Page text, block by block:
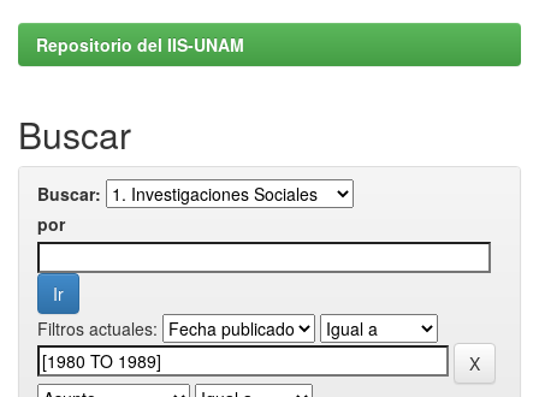
Repositorio del IIS-UNAM
Buscar
Buscar:
por
Filtros actuales: